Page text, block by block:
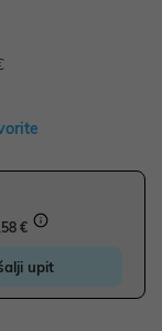
€
upit